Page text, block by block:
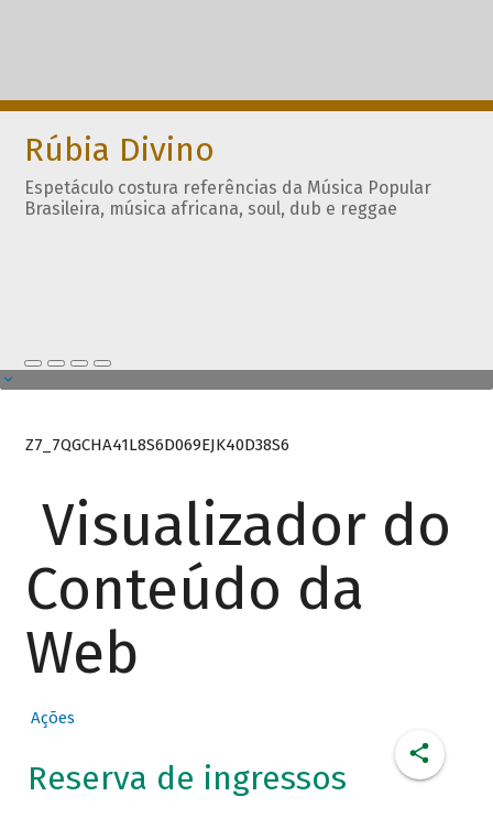
Rúbia Divino
Espetáculo costura referências da Música Popular
Brasileira, música africana, soul, dub e reggae
Z7_7QGCHA41L8S6D069EJK40D38S6
Visualizador do
Conteúdo da
Web
Ações
Reserva de ingressos